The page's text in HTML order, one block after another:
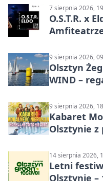
7 sierpnia 2026,
O.S.T.R. x
9 sierpnia 2026,
Olsztyn
WIND –
9 sierpnia 2026,
Kabaret
Olsztynie
14 sierpnia 2026,
Letni
Olsztynie –